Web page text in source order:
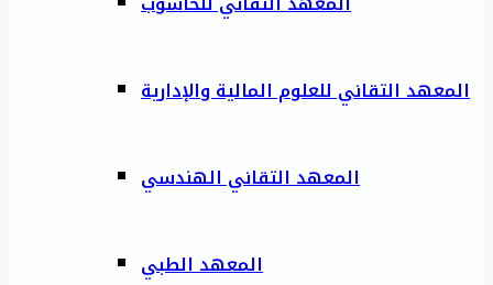
المعهد التقاني للعلوم المالية والإدارية
المعهد التقاني الهندسي
المعهد الطبي